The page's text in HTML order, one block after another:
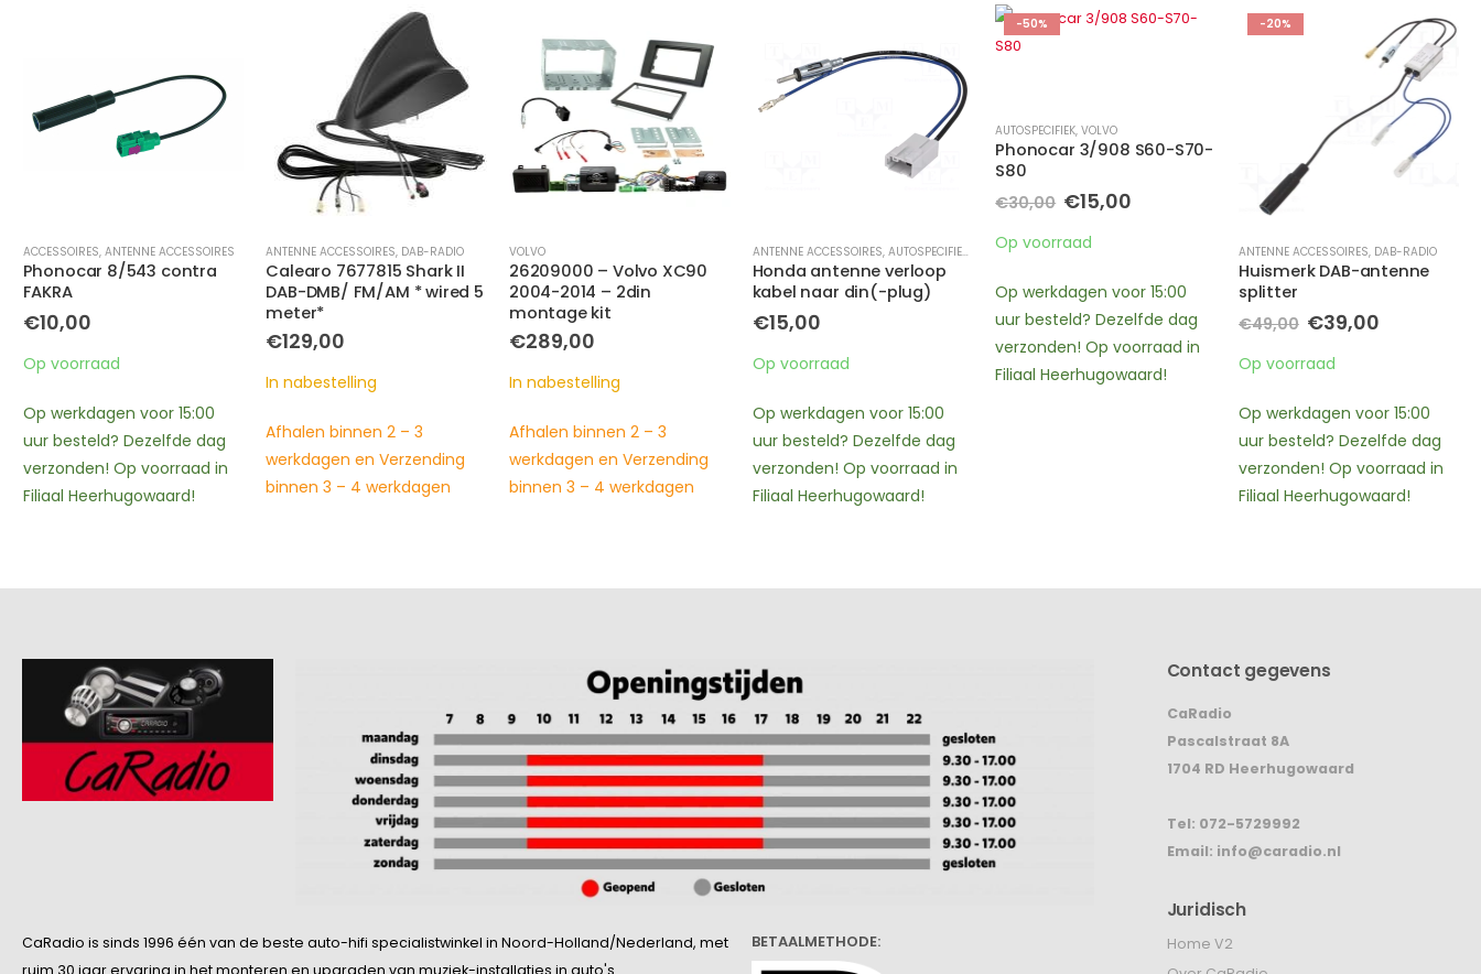
ACCESSOIRES, ANTENNE ACCESSOIRES
Phonocar 8/543 contra
FAKRA
€10,00
Op voorraad
Op werkdagen voor 15:00
uur besteld? Dezelfde dag
verzonden! Op voorraad in
Filiaal Heerhugowaard!
ANTENNE ACCESSOIRES, DAB-RADIO
Calearo 7677815 Shark II
DAB-DMB/ FM/AM * wired 5
meter*
€129,00
In nabestelling
Afhalen binnen 2 – 3
werkdagen en Verzending
binnen 3 – 4 werkdagen
VOLVO
26209000 – Volvo XC90
2004-2014 – 2din
montage kit
€289,00
In nabestelling
Afhalen binnen 2 – 3
werkdagen en Verzending
binnen 3 – 4 werkdagen
ANTENNE ACCESSOIRES, AUTOSPECIFIEK HONDA
Honda antenne verloop
kabel naar din(-plug)
€15,00
Op voorraad
Op werkdagen voor 15:00
uur besteld? Dezelfde dag
verzonden! Op voorraad in
Filiaal Heerhugowaard!
-50%
AUTOSPECIFIEK,VOLVO
Phonocar 3/908 S60-S70-
S80
€30,00 Oorspronkelijke
prijs
was:
€15,00
Op voorraad
Op werkdagen voor 15:00
uur besteld? Dezelfde dag
verzonden! Op voorraad in
Filiaal Heerhugowaard!
-20%
ANTENNE ACCESSOIRES, DAB-RADIO
Huismerk DAB-antenne
splitter
€49,00 Oorspronkelijke
was:
€39,00Huidige
Op voorraad
Op werkdagen voor 15:00
uur besteld? Dezelfde dag
verzonden! Op voorraad in
Filiaal Heerhugowaard!
CaRadio is sinds 1996 één van de beste auto-hifi specialistwinkel in Noord-Holland/Nederland, met
ruim 30 jaar ervaring in het monteren en upgraden van muziek-installaties in auto's.
BETAALMETHODE:
Contact gegevens
CaRadio
Pascalstraat 8A
1704 RD Heerhugowaard
Tel: 072-5729992
Email: info@caradio.nl
Juridisch
Home V2